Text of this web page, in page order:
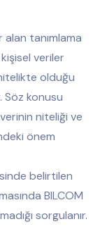
alan tanımlama
veriler
olduğu
Söz konusu
niteliği ve
önem
belirtilen
BILCOM
sorgulanır.